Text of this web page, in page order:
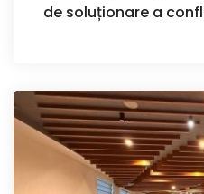
de soluționare a